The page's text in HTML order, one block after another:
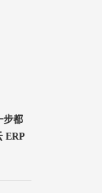
步都
ERP